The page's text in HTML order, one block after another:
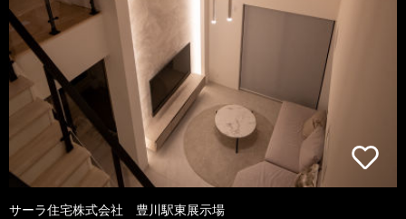
サーラ住宅株式会社 豊川駅東展示場